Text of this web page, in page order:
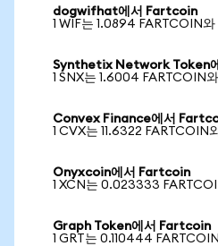
dogwifhat에서 Fartcoin
1 WIF는 1.0894 FARTCOIN와
Synthetix Network Token
1 SNX는 1.6004 FARTCOIN
Convex Finance에서
1 CVX는 11.6322 FARTCOIN
Onyxcoin에서 Fartcoin
1 XCN는 0.023333
Graph Token에서 Fartcoin
1 GRT는 0.110444